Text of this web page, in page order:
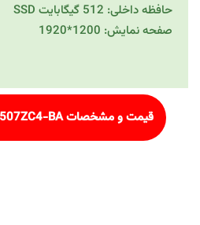
حافظه داخلی: 512 گیگابایت SSD
صفحه نمایش: 1200*1920
قیمت و مشخصاتBA